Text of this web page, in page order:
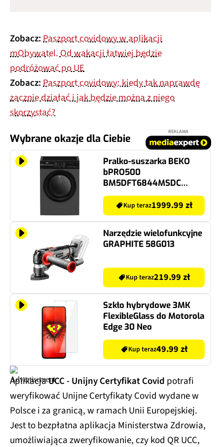
Zobacz: Paszport covidowy w aplikacji
mObywatel. Od wakacji łatwiej będzie
podróżować po UE
Zobacz: Paszport covidowy: kiedy tak naprawdę
zacznie działać i jak będzie można z niego
skorzystać?
Wybrane okazje dla Ciebie
REKLAMA
Pralko-suszarka BEKO
bPRO500
BM5DFT6844MSDC
8/5kg EnergySpin
SteamCure Fast+
Kup teraz1999.99 zł
Narzędzie wielofunkcyjne
GRAPHITE 58G013
Kup teraz219.99 zł
Szkło hybrydowe 3MK
FlexibleGlass do Motorola
Edge 30 Neo
Kup teraz49.99 zł
AplikacjaUCC - Unijny Certyfikat Covid potrafi
weryfikować Unijne Certyfikaty Covid wydane w
Polsce i za granicą, w ramach Unii Europejskiej.
Jest to bezpłatna aplikacja Ministerstwa Zdrowia,
umożliwiająca zweryfikowanie, czy kod QR UCC,